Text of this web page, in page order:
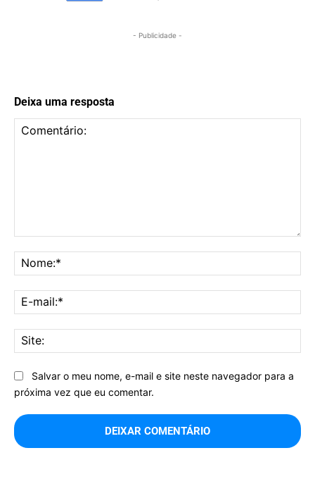
- Publicidade -
Deixa uma resposta
Salvar o meu nome, e-mail e site neste navegador para a
próxima vez que eu comentar.